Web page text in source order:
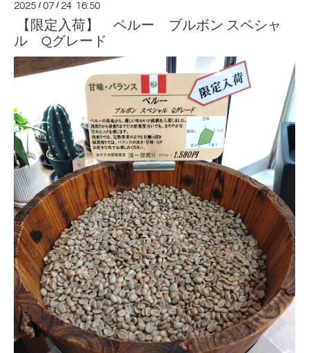
2025 /07 / 24 16:50
【限定入荷】 ペルー ブルボン スペシャ
ル Qグレード